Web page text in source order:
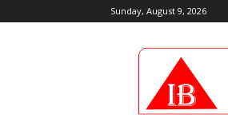
Sunday, August 9, 2026